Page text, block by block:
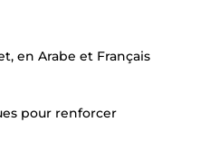
en Arabe et Français
pour renforcer